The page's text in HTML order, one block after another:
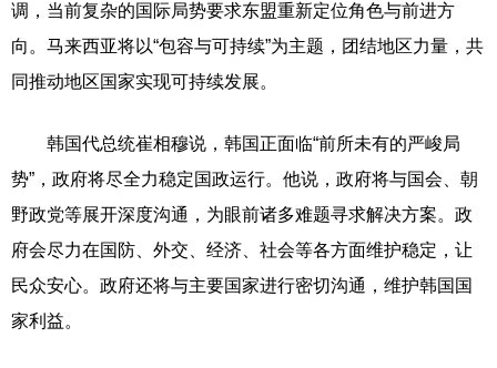
调，当前复杂的国际局势要求东盟重新定位角色与前进方
向。马来西亚将以“包容与可持续”为主题，团结地区力量，共
同推动地区国家实现可持续发展。
韩国代总统崔相穆说，韩国正面临“前所未有的严峻局
势”，政府将尽全力稳定国政运行。他说，政府将与国会、朝
野政党等展开深度沟通，为眼前诸多难题寻求解决方案。政
府会尽力在国防、外交、经济、社会等各方面维护稳定，让
民众安心。政府还将与主要国家进行密切沟通，维护韩国国
家利益。